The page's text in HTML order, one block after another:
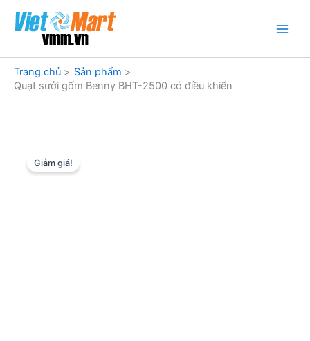
dung
Trang chủ
Sản phẩm
Quạt sưởi gốm Benny BHT-2500 có điều khiển
Giảm giá!